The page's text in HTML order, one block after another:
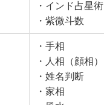
・インド占星術
・紫微斗数
・手相
・人相（顔相）
・姓名判断
・家相